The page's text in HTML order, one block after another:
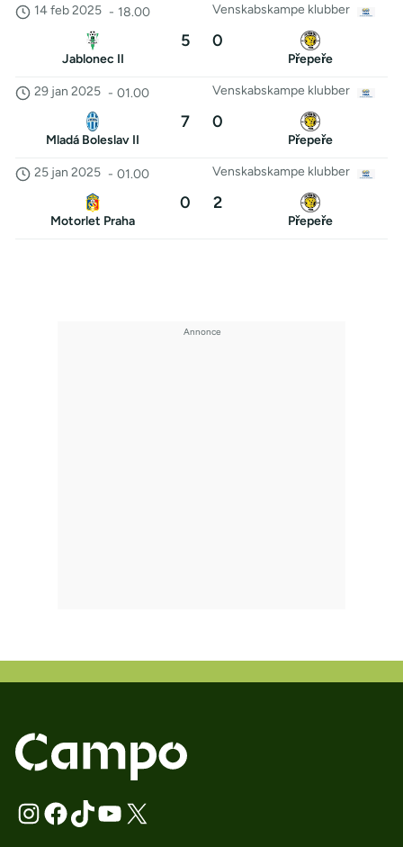
Venskabskampe klubber
14 feb 2025 - 18.00
Jablonec II
5 0
Přepeře
Venskabskampe klubber
29 jan 2025 - 01.00
Mladá Boleslav II
7 0
Přepeře
Venskabskampe klubber
25 jan 2025 - 01.00
Motorlet Praha
0 2
Přepeře